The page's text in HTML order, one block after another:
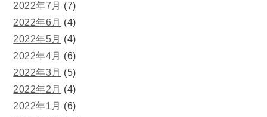
2022年7月 (7)
2022年6月 (4)
2022年5月 (4)
2022年4月 (6)
2022年3月 (5)
2022年2月 (4)
2022年1月 (6)